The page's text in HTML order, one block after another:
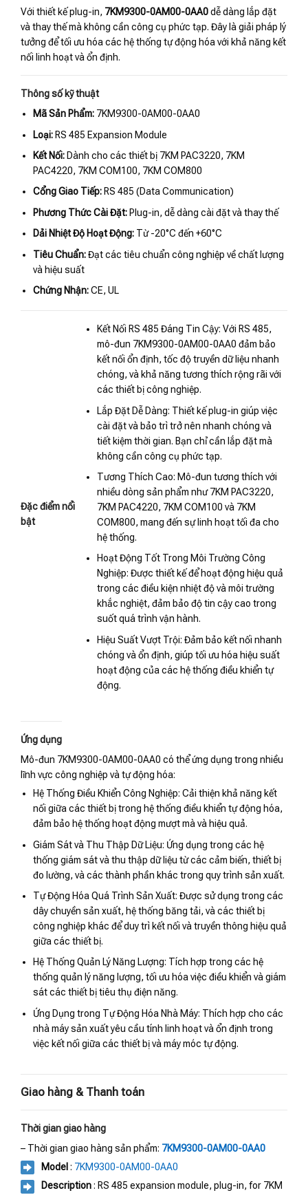
Với thiết kế plug-in, 7KM9300-0AM00-0AA0dễ dàng lắp đặt
và thay thế mà không cần công cụ phức tạp. Đây là giải pháp lý
tưởng để tối ưu hóa các hệ thống tự động hóa với khả năng kết
nối linh hoạt và ổn định.
Thông số kỹ thuật
Mã Sản Phẩm: 7KM9300-0AM00-0AA0
Loại: RS 485 Expansion Module
Kết Nối: Dành cho các thiết bị 7KM PAC3220, 7KM
PAC4220, 7KM COM100, 7KM COM800
Cổng Giao Tiếp: RS 485 (Data Communication)
Phương Thức Cài Đặt: Plug-in, dễ dàng cài đặt và thay thế
Dải Nhiệt Độ Hoạt Động: Từ -20°C đến +60°C
Tiêu Chuẩn:Đạt các tiêu chuẩn công nghiệp về chất lượng
và hiệu suất
Chứng Nhận:CE, UL
Đặc điểm nổi
bật
Kết Nối RS 485 Đáng Tin Cậy: Với RS 485,
mô-đun 7KM9300-0AM00-0AA0 đảm bảo
kết nối ổn định, tốc độ truyền dữ liệu nhanh
chóng, và khả năng tương thích rộng rãi với
các thiết bị công nghiệp.
Lắp Đặt Dễ Dàng: Thiết kế plug-in giúp việc
cài đặt và bảo trì trở nên nhanh chóng và
tiết kiệm thời gian. Bạn chỉ cần lắp đặt mà
không cần công cụ phức tạp.
Tương Thích Cao: Mô-đun tương thích với
nhiều dòng sản phẩm như 7KM PAC3220,
7KM PAC4220, 7KM COM100 và 7KM
COM800, mang đến sự linh hoạt tối đa cho
hệ thống.
Hoạt Động Tốt Trong Môi Trường Công
Nghiệp: Được thiết kế để hoạt động hiệu quả
trong các điều kiện nhiệt độ và môi trường
khắc nghiệt, đảm bảo độ tin cậy cao trong
suốt quá trình vận hành.
Hiệu Suất Vượt Trội: Đảm bảo kết nối nhanh
chóng và ổn định, giúp tối ưu hóa hiệu suất
hoạt động của các hệ thống điều khiển tự
động.
Ứng dụng
Mô-đun 7KM9300-0AM00-0AA0 có thể ứng dụng trong nhiều
lĩnh vực công nghiệp và tự động hóa:
Hệ Thống Điều Khiển Công Nghiệp: Cải thiện khả năng kết
nối giữa các thiết bị trong hệ thống điều khiển tự động hóa,
đảm bảo hệ thống hoạt động mượt mà và hiệu quả.
Giám Sát và Thu Thập Dữ Liệu: Ứng dụng trong các hệ
thống giám sát và thu thập dữ liệu từ các cảm biến, thiết bị
đo lường, và các thành phần khác trong quy trình sản xuất.
Tự Động Hóa Quá Trình Sản Xuất: Được sử dụng trong các
dây chuyền sản xuất, hệ thống băng tải, và các thiết bị
công nghiệp khác để duy trì kết nối và truyền thông hiệu quả
giữa các thiết bị.
Hệ Thống Quản Lý Năng Lượng: Tích hợp trong các hệ
thống quản lý năng lượng, tối ưu hóa việc điều khiển và giám
sát các thiết bị tiêu thụ điện năng.
Ứng Dụng trong Tự Động Hóa Nhà Máy: Thích hợp cho các
nhà máy sản xuất yêu cầu tính linh hoạt và ổn định trong
việc kết nối giữa các thiết bị và máy móc tự động.
Giao hàng & Thanh toán
Thời gian giao hàng
– Thời gian giao hàng sản phẩm: 7KM9300-0AM00-0AA0
Model : 7KM9300-0AM00-0AA0
Description: RS 485 expansion module, plug-in, for 7KM